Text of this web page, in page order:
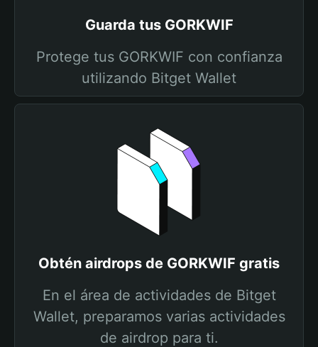
Guarda tus GORKWIF
Protege tus GORKWIF con confianza
utilizando Bitget Wallet
Obtén airdrops de GORKWIF gratis
En el área de actividades de Bitget
Wallet, preparamos varias actividades
de airdrop para ti.